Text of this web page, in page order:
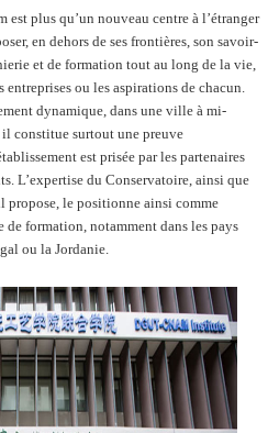
plus qu’un nouveau centre à l’étranger
en dehors de ses frontières, son savoir-
et de formation tout au long de la vie,
entreprises ou les aspirations de chacun.
dynamique, dans une ville à mi-
constitue surtout une preuve
est prisée par les partenaires
L’expertise du Conservatoire, ainsi que
propose, le positionne ainsi comme
de formation, notamment dans les pays
ou la Jordanie.